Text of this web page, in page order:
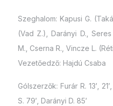
Szeghalom: Kapusi G.
(Vad Z.), Darányi D.,
M., Cserna R., Vincze L.
Vezetőedző: Hajdú Csaba
Gólszerzők: Furár R. 13′,
S. 79′, Darányi D. 85′